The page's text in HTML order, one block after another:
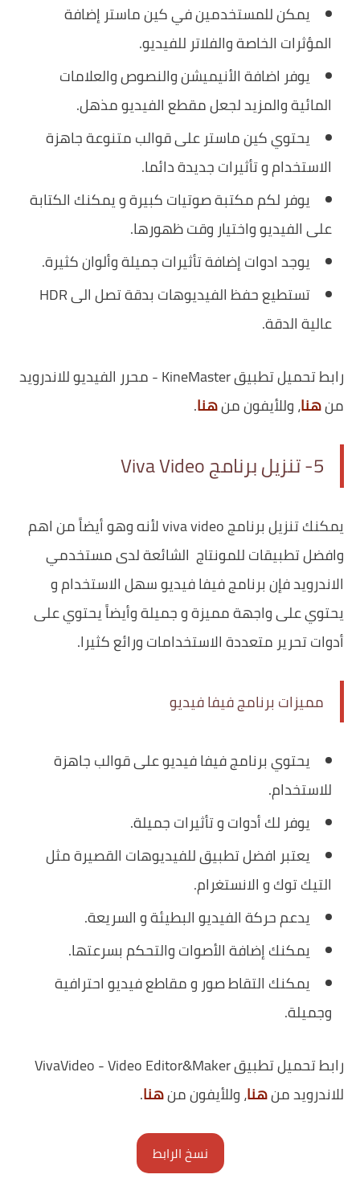
يمكن للمستخدمين في كين ماستر إضافة
المؤثرات الخاصة والفلاتر للفيديو.
يوفر اضافة الأنيميشن والنصوص والعلامات
المائية والمزيد لجعل مقطع الفيديو مذهل.
يحتوي كين ماستر على قوالب متنوعة جاهزة
الاستخدام و تأثيرات جديدة دائما.
يوفر لكم مكتبة صوتيات كبيرة و يمكنك الكتابة
على الفيديو واختيار وقت ظهورها.
يوجد ادوات إضافة تأثيرات جميلة وألوان كثيرة.
تستطيع حفظ الفيديوهات بدقة تصل الى HDR
عالية الدقة.
رابط تحميل تطبيق KineMaster - محرر الفيديو للاندرويد
منهنا، وللأيفون منهنا.
5- تنزيل برنامج Viva Video
يمكنك تنزيل برنامج viva video لأنه وهو أيضاً من اهم
وافضل تطبيقات للمونتاج الشائعة لدى مستخدمي
الاندرويد فإن برنامج فيفا فيديو سهل الاستخدام و
يحتوي على واجهة مميزة و جميلة وأيضاً يحتوي على
أدوات تحرير متعددة الاستخدامات ورائع كثيرا.
مميزات برنامج فيفا فيديو
يحتوي برنامج فيفا فيديو على قوالب جاهزة
للاستخدام.
يوفر لك أدوات و تأثيرات جميلة.
يعتبر افضل تطبيق للفيديوهات القصيرة مثل
التيك توك و الانستغرام.
يدعم حركة الفيديو البطيئة و السريعة.
يمكنك إضافة الأصوات والتحكم بسرعتها.
يمكنك التقاط صور و مقاطع فيديو احترافية
وجميلة.
رابط تحميل تطبيق VivaVideo - Video Editor&Maker
للاندرويد منهنا، وللأيفون منهنا.
نسخ الرابط